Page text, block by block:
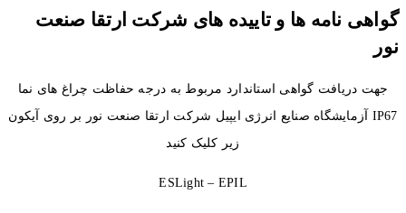
گواهی نامه ها و تاییده های شرکت ارتقا صنعت
نور
جهت دریافت گواهی استاندارد مربوط به درجه حفاظت چراغ های نما
IP67 آزمایشگاه صنایع انرژی ایپیل شرکت ارتقا صنعت نور بر روی آیکون
زیر کلیک کنید
ESLight – EPIL